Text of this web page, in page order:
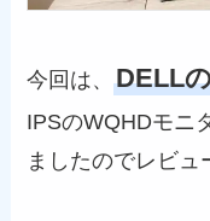
今回は、DELL
IPSのWQHDモニ
ましたのでレビュ